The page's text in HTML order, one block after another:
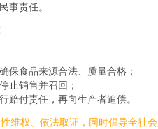
事责任。
保食品来源合法、质量合格；
止销售并召回；
赔付责任，再向生产者追偿。
维权、依法取证，同时倡导全社